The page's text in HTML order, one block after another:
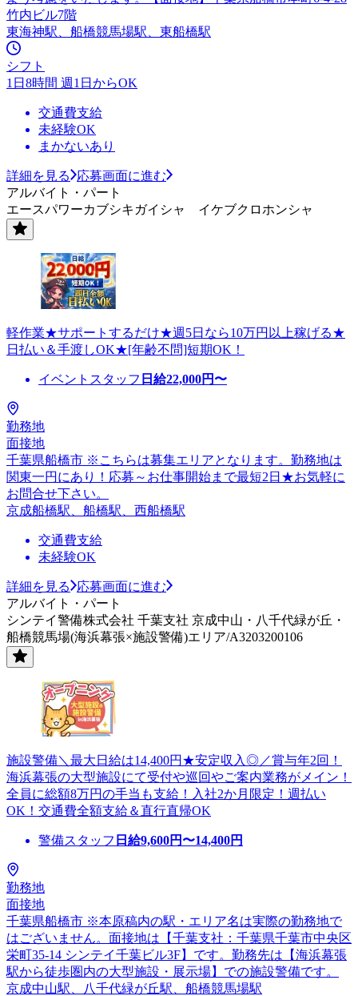
竹内ビル7階
東海神駅、船橋競馬場駅、東船橋駅
シフト
1日8時間 週1日からOK
交通費支給
未経験OK
まかないあり
詳細を見る
応募画面に進む
アルバイト・パート
エースパワーカブシキガイシャ イケブクロホンシャ
軽作業★サポートするだけ★週5日なら10万円以上稼げる★
日払い＆手渡しOK★[年齢不問]短期OK！
イベントスタッフ 日給22,000円〜
勤務地
面接地
千葉県船橋市 ※こちらは募集エリアとなります。勤務地は
関東一円にあり！応募～お仕事開始まで最短2日★お気軽に
お問合せ下さい。
京成船橋駅、船橋駅、西船橋駅
交通費支給
未経験OK
詳細を見る
応募画面に進む
アルバイト・パート
シンテイ警備株式会社 千葉支社 京成中山・八千代緑が丘・
船橋競馬場(海浜幕張×施設警備)エリア/A3203200106
施設警備＼最大日給は14,400円★安定収入◎／賞与年2回！
海浜幕張の大型施設にて受付や巡回やご案内業務がメイン！
全員に総額8万円の手当も支給！入社2か月限定！週払い
OK！交通費全額支給＆直行直帰OK
警備スタッフ 日給9,600円〜14,400円
勤務地
面接地
千葉県船橋市 ※本原稿内の駅・エリア名は実際の勤務地で
はございません。面接地は【千葉支社：千葉県千葉市中央区
栄町35-14 シンテイ千葉ビル3F】です。勤務先は【海浜幕張
駅から徒歩圏内の大型施設・展示場】での施設警備です。
京成中山駅、八千代緑が丘駅、船橋競馬場駅